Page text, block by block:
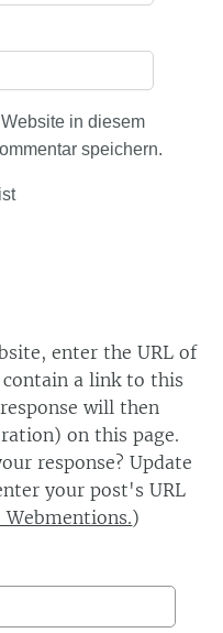
in diesem
speichern.
enter the URL of
a link to this
will then
on this page.
response? Update
your post's URL
)